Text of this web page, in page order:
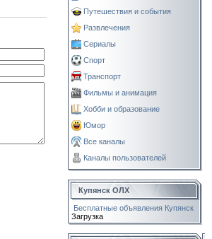
Путешествия и события
Развлечения
Сериалы
Спорт
Транспорт
Фильмы и анимация
Хобби и образование
Юмор
Все каналы
Каналы пользователей
Купянск ОЛХ
Бесплатные объявления Купянск
Загрузка